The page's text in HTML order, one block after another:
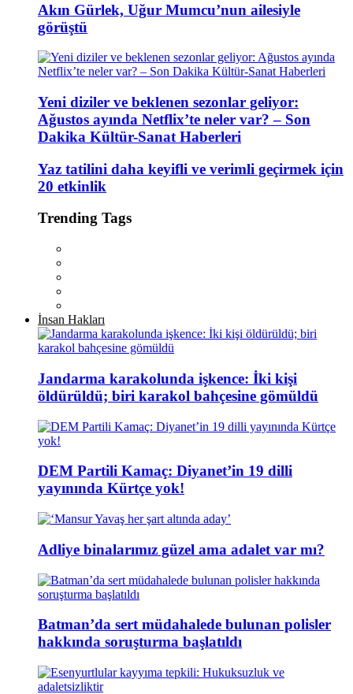
Akın Gürlek, Uğur Mumcu’nun ailesiyle
görüştü
Yeni diziler ve beklenen sezonlar geliyor:
Ağustos ayında Netflix’te neler var? – Son
Dakika Kültür-Sanat Haberleri
Yaz tatilini daha keyifli ve verimli geçirmek için
20 etkinlik
Trending Tags
İnsan Hakları
Jandarma karakolunda işkence: İki kişi
öldürüldü; biri karakol bahçesine gömüldü
DEM Partili Kamaç: Diyanet’in 19 dilli
yayınında Kürtçe yok!
Adliye binalarımız güzel ama adalet var mı?
Batman’da sert müdahalede bulunan polisler
hakkında soruşturma başlatıldı